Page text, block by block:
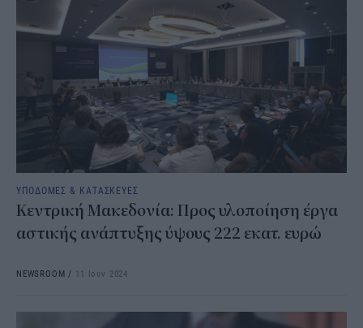
ΥΠΟΔΟΜΕΣ & ΚΑΤΑΣΚΕΥΕΣ
Κεντρική Μακεδονία: Προς υλοποίηση έργα
αστικής ανάπτυξης ύψους 222 εκατ. ευρώ
NEWSROOM / 11 Ιουν 2024